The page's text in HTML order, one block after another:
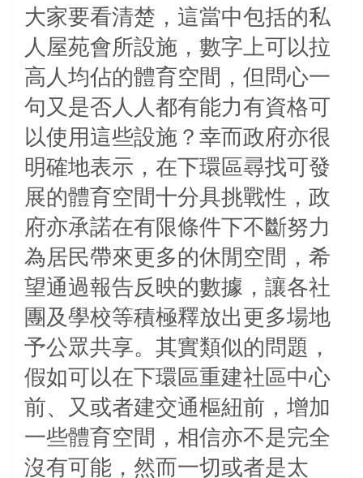
大家要看清楚，這當中包括的私
人屋苑會所設施，數字上可以拉
高人均佔的體育空間，但問心一
句又是否人人都有能力有資格可
以使用這些設施？幸而政府亦很
明確地表示，在下環區尋找可發
展的體育空間十分具挑戰性，政
府亦承諾在有限條件下不斷努力
為居民帶來更多的休閒空間，希
望通過報告反映的數據，讓各社
團及學校等積極釋放出更多場地
予公眾共享。其實類似的問題，
假如可以在下環區重建社區中心
前、又或者建交通樞紐前，增加
一些體育空間，相信亦不是完全
沒有可能，然而一切或者是太